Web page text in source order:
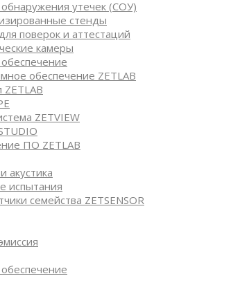
утечек (СОУ)
стенды
поверок и аттестаций
камеры
обеспечение ZETLAB
ZETVIEW
ПО ZETLAB
акустика
испытания
семейства ZETSENSOR